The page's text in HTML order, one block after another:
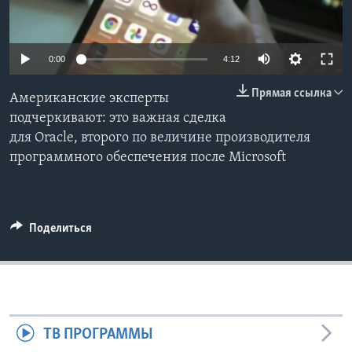
Learning English
Языки
0:00 4:12
Прямая ссылка
Американские эксперты
подчеркивают: это важная сделка
для Oracle, второго по величине производителя
программного обеспечения после Microsoft
Поделиться
ТВ ПРОГРАММЫ